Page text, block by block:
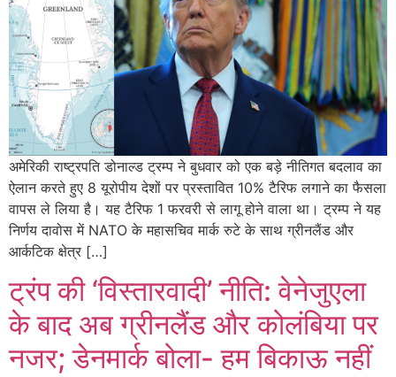
अमेरिकी राष्ट्रपति डोनाल्ड ट्रम्प ने बुधवार को एक बड़े नीतिगत बदलाव का
ऐलान करते हुए 8 यूरोपीय देशों पर प्रस्तावित 10% टैरिफ लगाने का फैसला
वापस ले लिया है। यह टैरिफ 1 फरवरी से लागू होने वाला था। ट्रम्प ने यह
निर्णय दावोस में NATO के महासचिव मार्क रुटे के साथ ग्रीनलैंड और
आर्कटिक क्षेत्र […]
ट्रंप की ‘विस्तारवादी’ नीति: वेनेजुएला
के बाद अब ग्रीनलैंड और कोलंबिया पर
नजर; डेनमार्क बोला- हम बिकाऊ नहीं